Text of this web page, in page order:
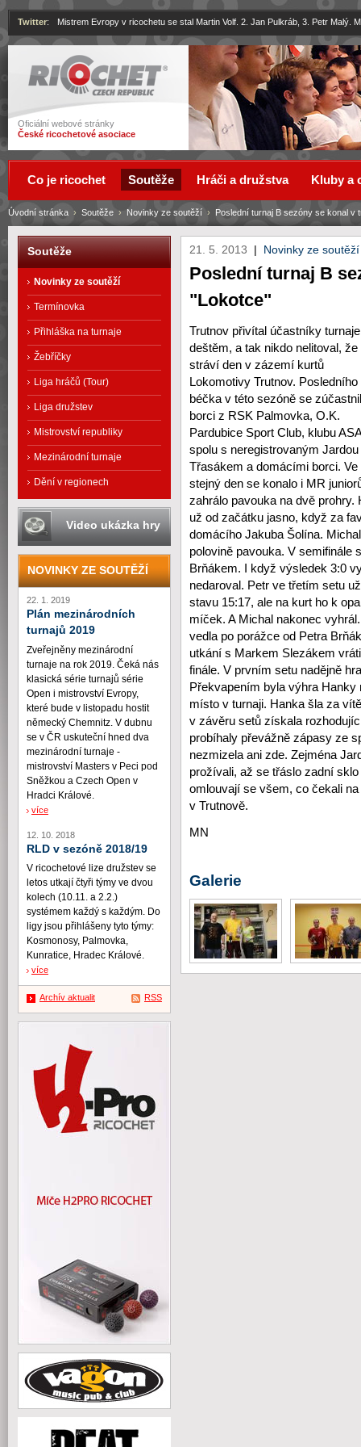
Ricochet
Oficiální webové stránky
České ricochetové asociace
Twitter: Mistrem Evropy v ricochetu se stal Martin Volf. 2. Jan Pulkráb, 3. Petr Malý.
21. 5. 2013 | Novinky ze soutěží
Poslední turnaj B
"Lokotce"
Trutnov přivítal účastníky turnaje
deštěm, a tak nikdo nelitoval, že
stráví den v zázemí kurtů
Lokomotivy Trutnov. Posledního
béčka v této sezóně se
borci z RSK Palmovka, O.K.
Pardubice Sport Club, klubu
spolu s neregistrovaným Jardou
Třasákem a domácími borci. Ve
stejný den se konalo i MR
zahrálo pavouka na dvě
už od začátku jasno, když za
domácího Jakuba Šolína.
polovině pavouka. V semifinále
Brňákem. I když výsledek 3:0
nedaroval. Petr ve třetím setu
stavu 15:17, ale na kurt ho k
míček. A Michal nakonec
vedla po porážce od Petra
utkání s Markem Slezákem
finále. V prvním setu nadějně
Překvapením byla výhra Hanky
místo v turnaji. Hanka šla za
v závěru setů získala
probíhaly převážně zápasy ze
nezmizela ani zde. Zejména
prožívali, až se třáslo zadní
omlouvají se všem, co čekali
v Trutnově.
MN
Galerie
Úvodní stránka › Soutěže › Novinky ze soutěží › Poslední turnaj B sezóny se konal v
Co je ricochet Soutěže Hráči a družstva Kluby a
Soutěže
Novinky ze soutěží
Termínovka
Přihláška na turnaje
Žebříčky
Liga hráčů (Tour)
Liga družstev
Mistrovství republiky
Mezinárodní turnaje
Dění v regionech
Video ukázka hry
NOVINKY ZE SOUTĚŽÍ
22. 1. 2019
Plán mezinárodních
turnajů 2019
Zveřejněny mezinárodní
turnaje na rok 2019. Čeká nás
klasická série turnajů série
Open i mistrovství Evropy,
které bude v listopadu hostit
německý Chemnitz. V dubnu
se v ČR uskuteční hned dva
mezinárodní turnaje -
mistrovství Masters v Peci pod
Sněžkou a Czech Open v
Hradci Králové.
více
12. 10. 2018
RLD v sezóně 2018/19
V ricochetové lize družstev se
letos utkají čtyři týmy ve dvou
kolech (10.11. a 2.2.)
systémem každý s každým. Do
ligy jsou přihlášeny tyto týmy:
Kosmonosy, Palmovka,
Kunratice, Hradec Králové.
více
Archív aktualit RSS